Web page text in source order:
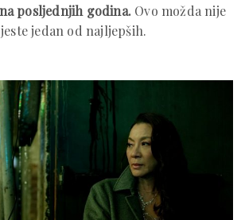
posljednjih godina. Ovo možda nije
jedan od najljepših.